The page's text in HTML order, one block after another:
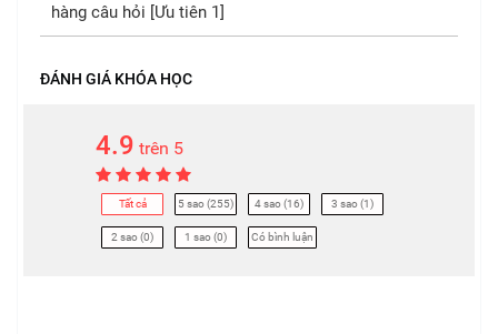
hàng câu hỏi [Ưu tiên 1]
ĐÁNH GIÁ KHÓA HỌC
4.9 trên 5
Tất cả 5 sao (255) 4 sao (16) 3 sao (1)
2 sao (0) 1 sao (0) Có bình luận